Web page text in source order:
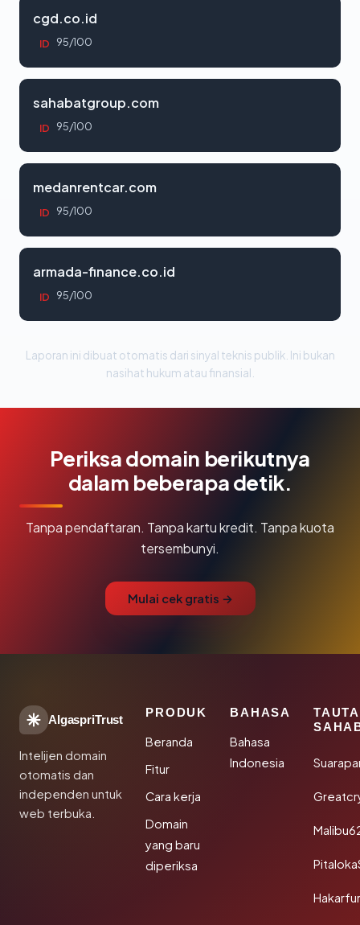
cgd.co.id
ID 95/100
sahabatgroup.com
ID 95/100
medanrentcar.com
ID 95/100
armada-finance.co.id
ID 95/100
Laporan ini dibuat otomatis dari sinyal teknis publik. Ini bukan
nasihat hukum atau finansial.
Periksa domain berikutnya
dalam beberapa detik.
Tanpa pendaftaran. Tanpa kartu kredit. Tanpa kuota
tersembunyi.
Mulai cek gratis →
AlgaspriTrust
Intelijen domain
otomatis dan
independen untuk
web terbuka.
PRODUK
Beranda
Fitur
Cara kerja
Domain
yang baru
diperiksa
BAHASA
Bahasa
Indonesia